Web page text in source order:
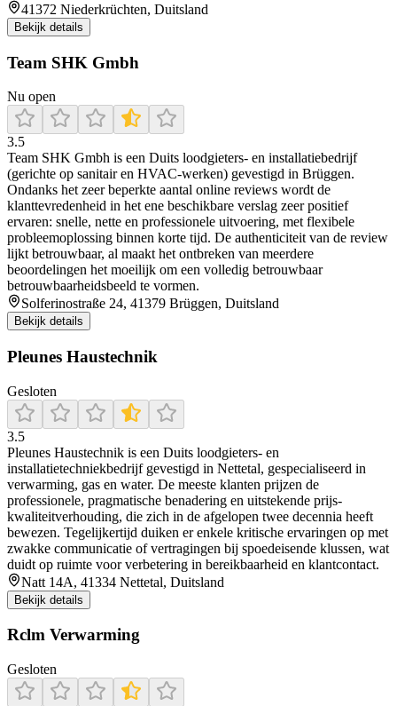
41372 Niederkrüchten, Duitsland
Bekijk details
Team SHK Gmbh
Nu open
3.5
Team SHK Gmbh is een Duits loodgieters- en installatiebedrijf
(gerichte op sanitair en HVAC-werken) gevestigd in Brüggen.
Ondanks het zeer beperkte aantal online reviews wordt de
klanttevredenheid in het ene beschikbare verslag zeer positief
ervaren: snelle, nette en professionele uitvoering, met flexibele
probleemoplossing binnen korte tijd. De authenticiteit van de review
lijkt betrouwbaar, al maakt het ontbreken van meerdere
beoordelingen het moeilijk om een volledig betrouwbaar
betrouwbaarheidsbeeld te vormen.
Solferinostraße 24, 41379 Brüggen, Duitsland
Bekijk details
Pleunes Haustechnik
Gesloten
3.5
Pleunes Haustechnik is een Duits loodgieters- en
installatietechniekbedrijf gevestigd in Nettetal, gespecialiseerd in
verwarming, gas en water. De meeste klanten prijzen de
professionele, pragmatische benadering en uitstekende prijs-
kwaliteitverhouding, die zich in de afgelopen twee decennia heeft
bewezen. Tegelijkertijd duiken er enkele kritische ervaringen op met
zwakke communicatie of vertragingen bij spoedeisende klussen, wat
duidt op ruimte voor verbetering in bereikbaarheid en klantcontact.
Natt 14A, 41334 Nettetal, Duitsland
Bekijk details
Rclm Verwarming
Gesloten